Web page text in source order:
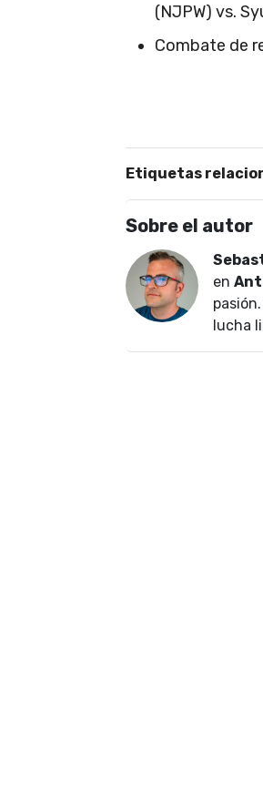
(NJPW) vs.
Combate de
Etiquetas
Sobre el autor
en
lucha